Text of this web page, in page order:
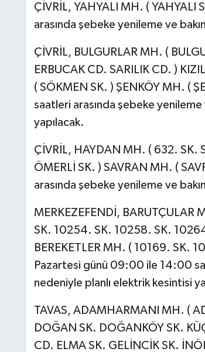
ÇİVRİL, YAHYALI MH. (
arasında şebeke yenileme ve
ÇİVRİL, BULGURLAR MH. (
ERBUCAK CD. SARILIK CD. )
( SÖKMEN SK. ) ŞENKÖY MH. (
saatleri arasında şebeke yenileme
yapılacak.
ÇİVRİL, HAYDAN MH. ( 632. SK.
ÖMERLİ SK. ) SAVRAN MH. (
arasında şebeke yenileme ve
MERKEZEFENDİ,
SK. 10254. SK. 10258. SK.
BEREKETLER MH. ( 10169. SK.
Pazartesi günü 09:00 ile 14:00
nedeniyle planlı elektrik kesintisi
TAVAS, ADAMHARMANI MH. (
DOĞAN SK. DOĞANKÖY SK.
CD. ELMA SK. GELİNCİK SK.